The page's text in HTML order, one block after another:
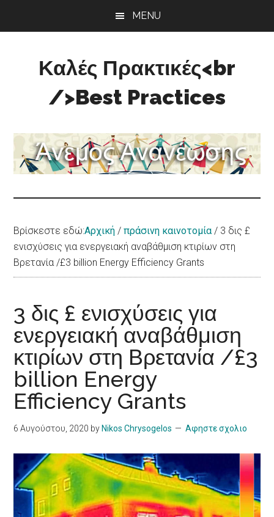
MENU
Καλές Πρακτικές<br
/>Best Practices
Ανανέωσης
Βρίσκεστε εδώ:Αρχική / πράσινη καινοτομία / 3 δις £
ενισχύσεις για ενεργειακή αναβάθμιση κτιρίων στη
Βρετανία /£3 billion Energy Efficiency Grants
3 δις £ ενισχύσεις για
ενεργειακή αναβάθμιση
κτιρίων στη Βρετανία /£3
billion Energy
Efficiency Grants
6 Αυγούστου, 2020 by Nikos Chrysogelos Αφηστε σχολιο